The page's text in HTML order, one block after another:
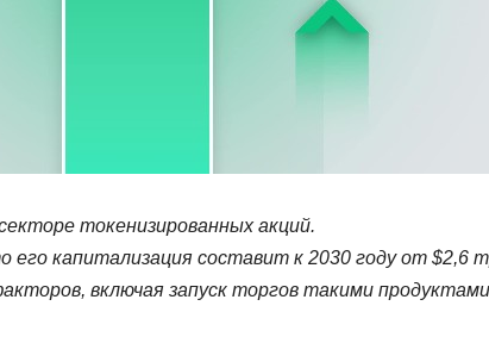
токенизированных акций.
его капитализация составит к 2030 году от $2,6
включая запуск торгов такими